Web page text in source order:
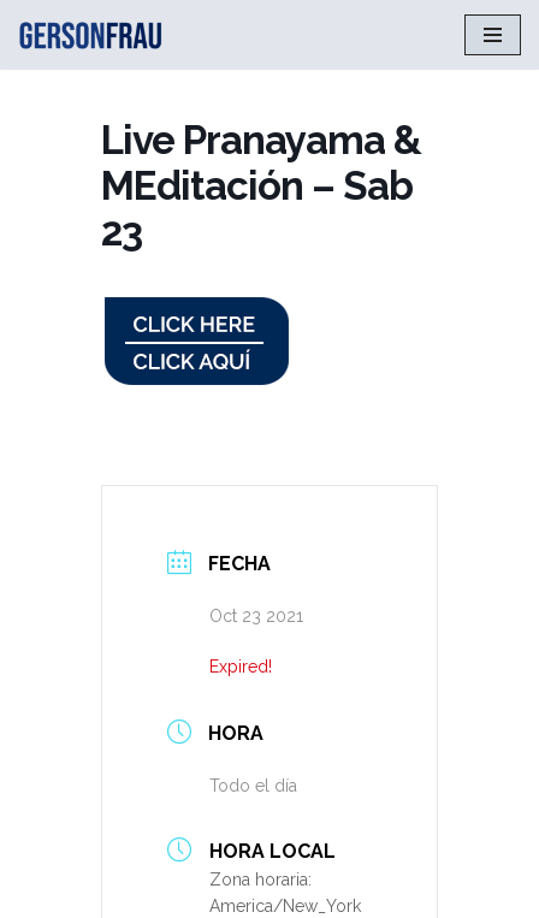
Saltar
contenidoLive Pranayama &
MEditación – Sab
23
FECHA
Oct 23 2021
Expired!
HORA
Todo el día
HORA LOCAL
Zona horaria:
America/New_York